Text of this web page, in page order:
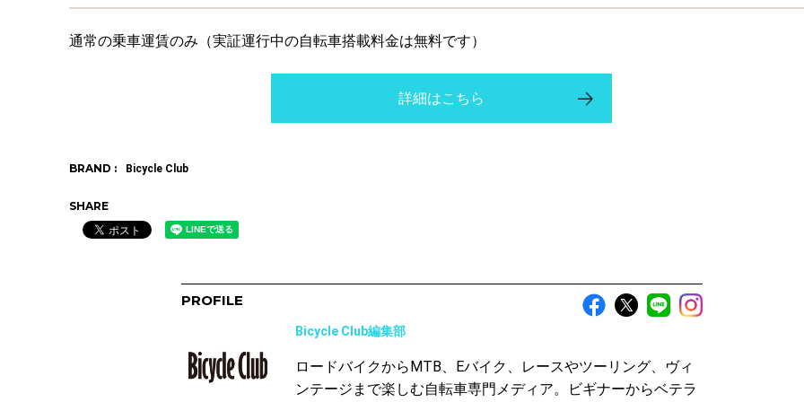
通常の乗車運賃のみ（実証運行中の自転車搭載料金は無料です）
詳細はこちら
BRAND : Bicycle Club
SHARE
PROFILE
Bicycle Club編集部
ロードバイクからMTB、Eバイク、レースやツーリング、ヴィ
ンテージまで楽しむ自転車専門メディア。ビギナーからベテラ